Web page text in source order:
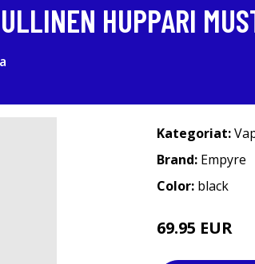
HUPPARI
Kategoriat:
Brand: Empyre
Color: black
69.95 EUR